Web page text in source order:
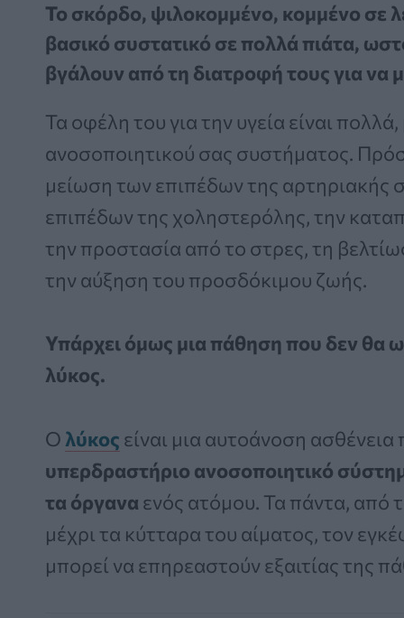
Το σκόρδο, ψιλοκομμένο, κομμένο σε
βασικό συστατικό σε πολλά πιάτα,
βγάλουν από τη διατροφή τους για να
Τα οφέλη του για την υγεία είναι
ανοσοποιητικού σας συστήματος.
μείωση των επιπέδων της αρτηριακής
επιπέδων της χοληστερόλης, την
την προστασία από το στρες, τη
την αύξηση του προσδόκιμου ζωής.
Υπάρχει όμως μια πάθηση που δεν θα
λύκος.
Ο λύκος είναι μια αυτοάνοση
υπερδραστήριο ανοσοποιητικό
τα όργανα ενός ατόμου. Τα πάντα, από
μέχρι τα κύτταρα του αίματος, τον
μπορεί να επηρεαστούν εξαιτίας της